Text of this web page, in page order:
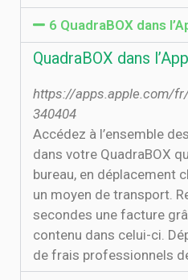
6 ‎QuadraBOX dans
‎QuadraBOX dans
https://apps.apple.com/
340404
‎Accédez à l’ensemble
dans votre QuadraBOX
bureau, en déplacement
un moyen de transport.
secondes une facture
contenu dans celui-ci.
de frais professionnels